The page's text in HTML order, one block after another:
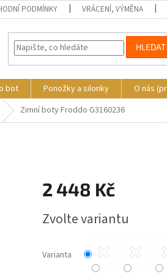
PODMÍNKY VRÁCENÍ, VÝMĚNA
HLEDAT
bot Ponožky a silonky O nás
Zimní boty Froddo G3160236
2 448 Kč
cena:
Zvolte variantu
Varianta